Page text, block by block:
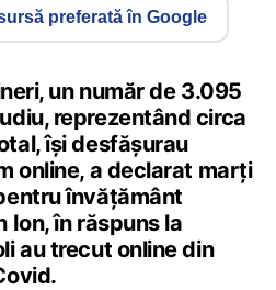
preferată în Google
un număr de 3.095
reprezentând circa
își desfășurau
online, a declarat marți
învățământ
Ion, în răspuns la
au trecut online din